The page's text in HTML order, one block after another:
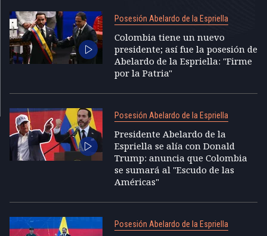
Posesión Abelardo de la Espriella
Colombia tiene un nuevo
presidente; así fue la posesión de
Abelardo de la Espriella: "Firme
por la Patria"
Posesión Abelardo de la Espriella
Presidente Abelardo de la
Espriella se alía con Donald
Trump: anuncia que Colombia
se sumará al "Escudo de las
Américas"
Posesión Abelardo de la Espriella